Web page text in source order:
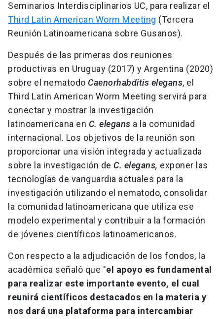
Seminarios Interdisciplinarios UC, para realizar el
Third Latin American Worm Meeting (Tercera
Reunión Latinoamericana sobre Gusanos).
Después de las primeras dos reuniones
productivas en Uruguay (2017) y Argentina (2020)
sobre el nematodo Caenorhabditis elegans, el
Third Latin American Worm Meeting servirá para
conectar y mostrar la investigación
latinoamericana en C. elegans a la comunidad
internacional. Los objetivos de la reunión son
proporcionar una visión integrada y actualizada
sobre la investigación de C. elegans, exponer las
tecnologías de vanguardia actuales para la
investigación utilizando el nematodo, consolidar
la comunidad latinoamericana que utiliza ese
modelo experimental y contribuir a la formación
de jóvenes científicos latinoamericanos.
Con respecto a la adjudicación de los fondos, la
académica señaló que "el apoyo es fundamental
para realizar este importante evento, el cual
reunirá científicos destacados en la materia y
nos dará una plataforma para intercambiar